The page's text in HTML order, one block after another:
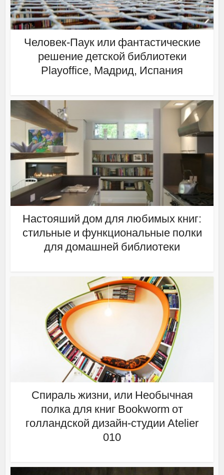
Человек-Паук или фантастические
решение детской библиотеки
Playoffice, Мадрид, Испания
Настояший дом для любимых книг:
стильные и функциональные полки
для домашней библиотеки
Спираль жизни, или Необычная
полка для книг Bookworm от
голландской дизайн-студии Atelier
010